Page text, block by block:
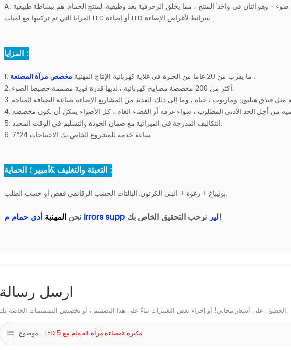
A:
المرايا التي تم تركيبها مع لمبات LED أو إضاءة LED شرائط لأغراض الإضاءة.
المزايا :
1. ما يقرب من 20 عاما من الخبرة في غلاية كهربائية الإنتاج المهنية مخصص مرآة المصنعة
.
2. أكثر من 200 مخصصة مصابيح كهربائية ، لديها قدرة قوية مصممة خصيصا الضوء.
5. التكاليف المدرجة في الميزانية مع ضمان الجودة والتسليم في الوقت المحدد.
6. 7*24 ساعة خدمة للمشروع الخاص بك الاحتياجات.
التعبئة والتغليف &أمبير ؛ الحماية :
بوليباغ + رغوة + البني الكرتون. البالتات الخشب الرقائقي قفص أو حسب الطلب.
نحن المهنيةأدى حمام م irrorssupp ليرنرحب التحقيق الخاص بك!
ارسل رسالة
الحصول على أسعار مجاني! أو إجراء بعض التغييرات بناءً على هذا التصميم ، أو تخصيص التصميمات الخاصة بك.
موضوع : LED مضاءة مرآة الحمام مع 5x مكبرة